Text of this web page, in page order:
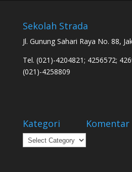
Sekolah Strada
Jl. Gunung Sahari Raya No. 88,
Tel. (021)-4204821; 4256572;
(021)-4258809
Kategori
Kategori
Komentar